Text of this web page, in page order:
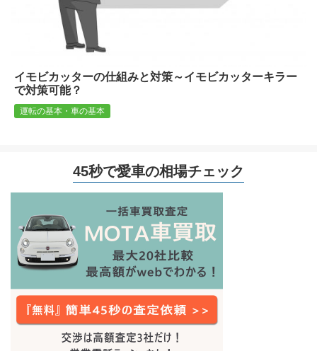
イモビカッターの仕組みと対策～イモビカッターキラー
で対策可能？
運転の基本・車の基本
45秒で愛車の相場チェック